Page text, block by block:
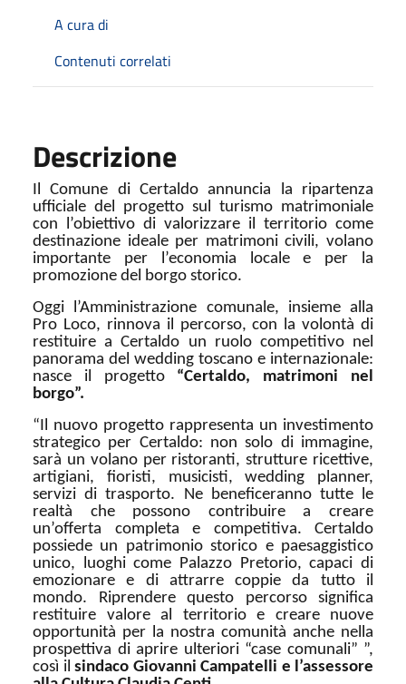
A cura di
Contenuti correlati
Descrizione
Il Comune di Certaldo annuncia la ripartenza
ufficiale del progetto sul turismo matrimoniale
con l’obiettivo di valorizzare il territorio come
destinazione ideale per matrimoni civili, volano
importante per l’economia locale e per la
promozione del borgo storico.
Oggi l’Amministrazione comunale, insieme alla
Pro Loco, rinnova il percorso, con la volontà di
restituire a Certaldo un ruolo competitivo nel
panorama del wedding toscano e internazionale:
nasce il progetto “Certaldo, matrimoni nel
borgo”.
“Il nuovo progetto rappresenta un investimento
strategico per Certaldo: non solo di immagine,
sarà un volano per ristoranti, strutture ricettive,
artigiani, fioristi, musicisti, wedding planner,
servizi di trasporto. Ne beneficeranno tutte le
realtà che possono contribuire a creare
un’offerta completa e competitiva. Certaldo
possiede un patrimonio storico e paesaggistico
unico, luoghi come Palazzo Pretorio, capaci di
emozionare e di attrarre coppie da tutto il
mondo. Riprendere questo percorso significa
restituire valore al territorio e creare nuove
opportunità per la nostra comunità anche nella
prospettiva di aprire ulteriori “case comunali” ”,
così il sindaco Giovanni Campatelli e l’assessore